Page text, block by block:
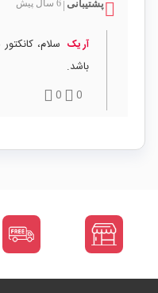
پشتیبانی 6 سال پیش
آر یک سلام،
باشد.
0
0